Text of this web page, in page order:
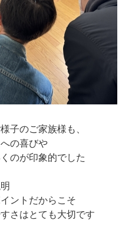
子のご家族様も、
の喜びや
のが印象的でした
ントだからこそ
さはとても大切です